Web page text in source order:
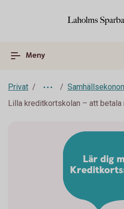
Meny
Privat
Lilla kreditkortskolan – att
Lär dig